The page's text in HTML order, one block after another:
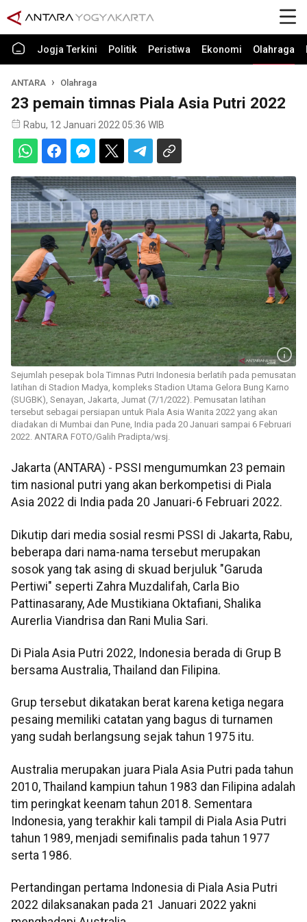
Jogja Terkini Politik Peristiwa Ekonomi Olahraga
ANTARA Olahraga
23 pemain timnas Piala Asia Putri 2022
Rabu, 12 Januari 2022 05:36 WIB
Sejumlah pesepak bola Timnas Putri Indonesia berlatih pada pemusatan
latihan di Stadion Madya, kompleks Stadion Utama Gelora Bung Karno
(SUGBK), Senayan, Jakarta, Jumat (7/1/2022). Pemusatan latihan
tersebut sebagai persiapan untuk Piala Asia Wanita 2022 yang akan
diadakan di Mumbai dan Pune, India pada 20 Januari sampai 6 Februari
2022. ANTARA FOTO/Galih Pradipta/wsj.
Jakarta (ANTARA) - PSSI mengumumkan 23 pemain
tim nasional putri yang akan berkompetisi di Piala
Asia 2022 di India pada 20 Januari-6 Februari 2022.
Dikutip dari media sosial resmi PSSI di Jakarta, Rabu,
beberapa dari nama-nama tersebut merupakan
sosok yang tak asing di skuad berjuluk "Garuda
Pertiwi" seperti Zahra Muzdalifah, Carla Bio
Pattinasarany, Ade Mustikiana Oktafiani, Shalika
Aurerlia Viandrisa dan Rani Mulia Sari.
Di Piala Asia Putri 2022, Indonesia berada di Grup B
bersama Australia, Thailand dan Filipina.
Grup tersebut dikatakan berat karena ketiga negara
pesaing memiliki catatan yang bagus di turnamen
yang sudah berlangsung sejak tahun 1975 itu.
Australia merupakan juara Piala Asia Putri pada tahun
2010, Thailand kampiun tahun 1983 dan Filipina adalah
tim peringkat keenam tahun 2018. Sementara
Indonesia, yang terakhir kali tampil di Piala Asia Putri
tahun 1989, menjadi semifinalis pada tahun 1977
serta 1986.
Pertandingan pertama Indonesia di Piala Asia Putri
2022 dilaksanakan pada 21 Januari 2022 yakni